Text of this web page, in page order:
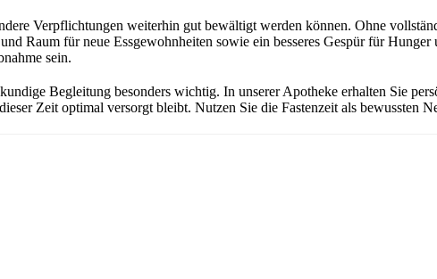
Verpflichtungen weiterhin gut bewältigt werden können. Ohne
Raum für neue Essgewohnheiten sowie ein besseres Gespür für
sein.
Begleitung besonders wichtig. In unserer Apotheke erhalten Sie
Zeit optimal versorgt bleibt. Nutzen Sie die Fastenzeit als bewussten